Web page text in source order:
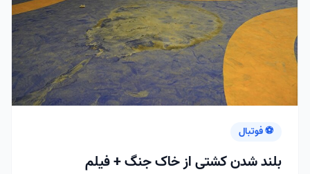
⚽ فوتبال
بلند شدن کشتی از خاک جنگ + فیلم